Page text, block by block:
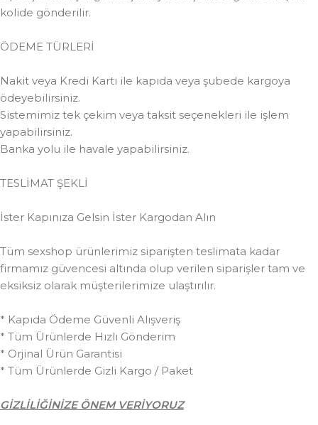
kolide gönderilir.
ÖDEME TÜRLERİ
Nakit veya Kredi Kartı ile kapıda veya şubede kargoya
ödeyebilirsiniz.
Sistemimiz tek çekim veya taksit seçenekleri ile işlem
yapabilirsiniz.
Banka yolu ile havale yapabilirsiniz.
TESLİMAT ŞEKLİ
İster Kapınıza Gelsin İster Kargodan Alın
Tüm sexshop ürünlerimiz siparişten teslimata kadar
firmamız güvencesi altında olup verilen siparişler tam ve
eksiksiz olarak müşterilerimize ulaştırılır.
* Kapıda Ödeme Güvenli Alışveriş
* Tüm Ürünlerde Hızlı Gönderim
* Orjinal Ürün Garantisi
* Tüm Ürünlerde Gizli Kargo / Paket
GİZLİLİĞİNİZE ÖNEM VERİYORUZ